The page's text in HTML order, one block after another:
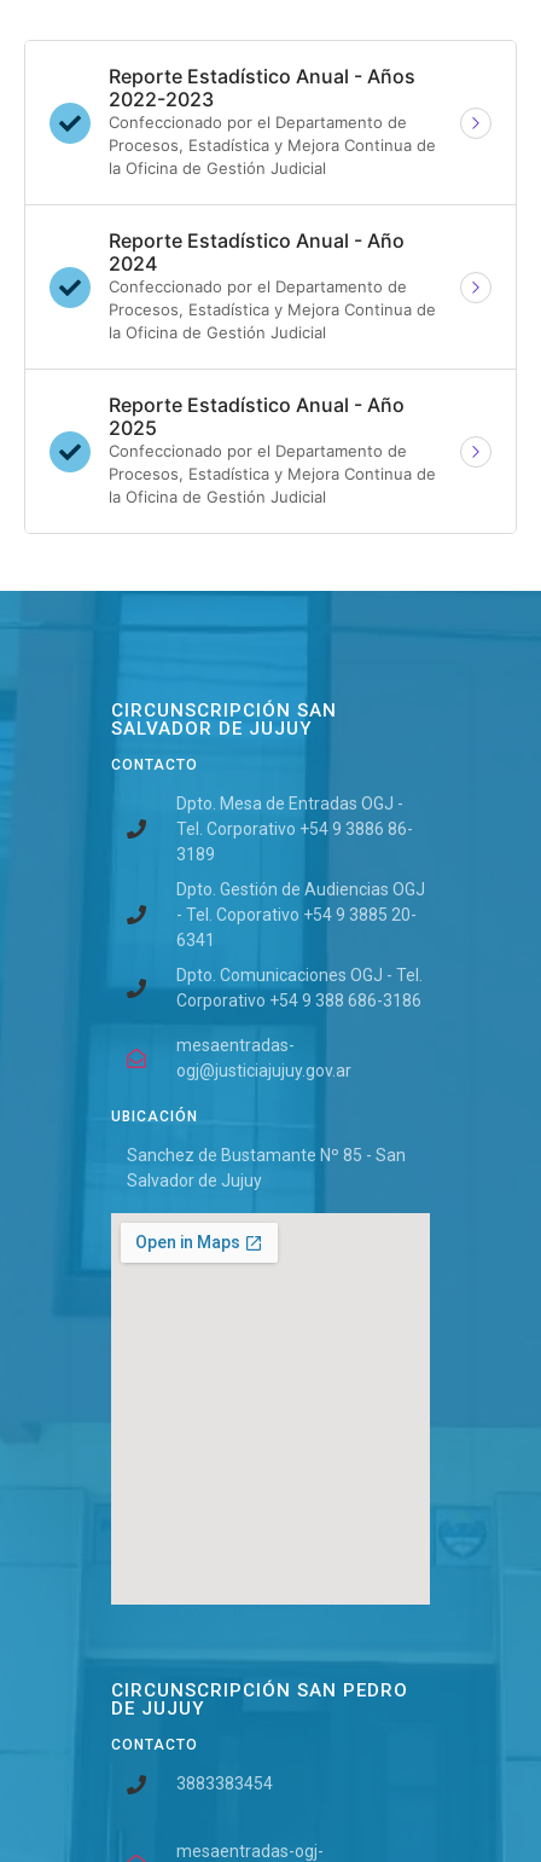
Reporte Estadístico Anual - Años
2022-2023
Confeccionado por el Departamento de
Procesos, Estadística y Mejora Continua de
la Oficina de Gestión Judicial
Reporte Estadístico Anual - Año
2024
Confeccionado por el Departamento de
Procesos, Estadística y Mejora Continua de
la Oficina de Gestión Judicial
Reporte Estadístico Anual - Año
2025
Confeccionado por el Departamento de
Procesos, Estadística y Mejora Continua de
la Oficina de Gestión Judicial
CIRCUNSCRIPCIÓN SAN
SALVADOR DE JUJUY
CONTACTO
Dpto. Mesa de Entradas OGJ -
Tel. Corporativo +54 9 3886 86-
3189
Dpto. Gestión de Audiencias OGJ
- Tel. Coporativo +54 9 3885 20-
6341
Dpto. Comunicaciones OGJ - Tel.
Corporativo +54 9 388 686-3186
mesaentradas-
ogj@justiciajujuy.gov.ar
UBICACIÓN
Sanchez de Bustamante Nº 85 - San
Salvador de Jujuy
CIRCUNSCRIPCIÓN SAN PEDRO
DE JUJUY
CONTACTO
3883383454
mesaentradas-ogj-